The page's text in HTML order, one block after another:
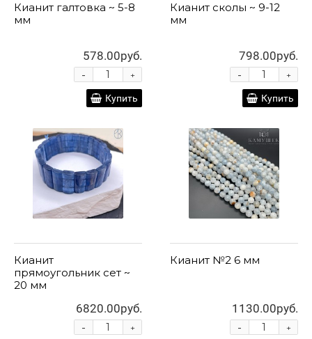
Кианит галтовка ~ 5-8
мм
578.00руб.
+
-
Купить
Кианит сколы ~ 9-12
мм
798.00руб.
+
-
Купить
Кианит
прямоугольник сет ~
20 мм
6820.00руб.
+
-
Кианит №2 6 мм
1130.00руб.
+
-